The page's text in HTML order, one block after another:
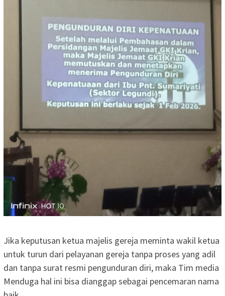
Jika keputusan ketua majelis gereja meminta wakil ketua
untuk turun dari pelayanan gereja tanpa proses yang adil
dan tanpa surat resmi pengunduran diri, maka Tim media
Menduga hal ini bisa dianggap sebagai pencemaran nama